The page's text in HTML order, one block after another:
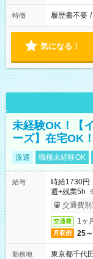
特徴 履歴書不要 /
気になる！
未経験OK！【
ーズ】在宅OK
派遣 職種未経験OK
給与
時給1730
週+残業5h
受取りサー
交通費別
交通費 1ヶ
月収例 25
勤務地
東京都千代